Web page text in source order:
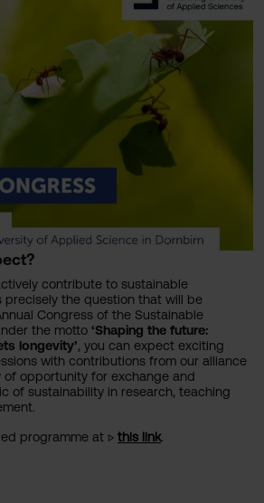
contribute to sustainable
precisely the question that will be
Congress of the Sustainable
the motto ‘Shaping the future:
longevity’, you can expect exciting
with contributions from our alliance
of opportunity for exchange and
of sustainability in research, teaching
programme at ▷ this link.